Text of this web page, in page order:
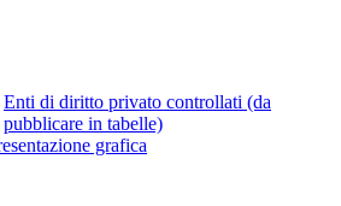
Enti di diritto privato controllati (da
pubblicare in tabelle)
grafica